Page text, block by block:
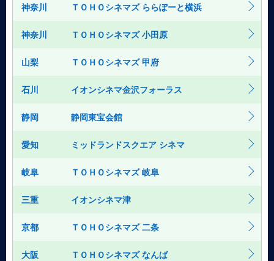
神奈川 ＴＯＨＯシネマズ ららぽーと横浜
神奈川 ＴＯＨＯシネマズ 小田原
山梨 ＴＯＨＯシネマズ 甲府
石川 イオンシネマ金沢フォーラス
静岡 静岡東宝会館
愛知 ミッドランドスクエア シネマ
岐阜 ＴＯＨＯシネマズ 岐阜
三重 イオンシネマ津
京都 ＴＯＨＯシネマズ 二条
大阪 ＴＯＨＯシネマズ なんば